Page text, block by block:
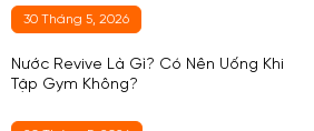
30 Tháng 5, 2026
Nước Revive Là Gì? Có Nên Uống Khi
Tập Gym Không?